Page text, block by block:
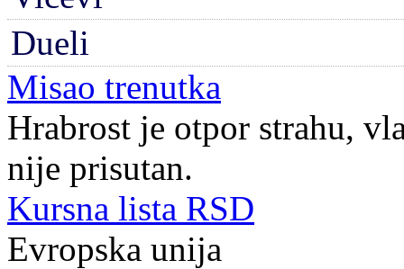
Dueli
Misao trenutka
Hrabrost je otpor strahu,
nije prisutan.
Kursna lista RSD
Evropska unija